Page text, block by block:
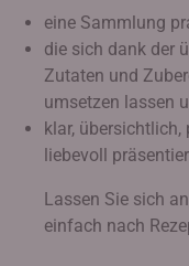
eine Sammlung
die sich dank der
Zutaten und
umsetzen lassen
klar,
liebevoll
Lassen Sie sich
einfach nach